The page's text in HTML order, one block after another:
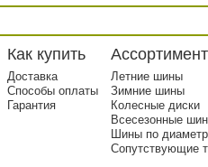
Как купить
Доставка
Способы оплаты
Гарантия
Ассортимент
Летние шины
Зимние шины
Колесные диски
Всесезонные
Шины по
Сопутствующие